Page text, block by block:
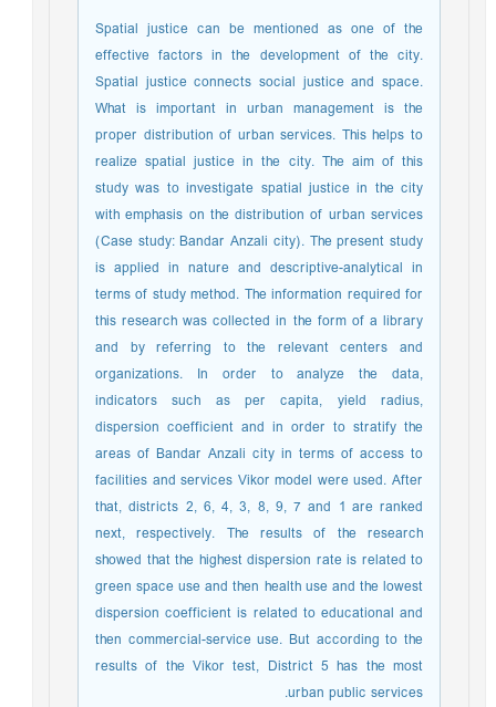
Spatial justice can be mentioned as one of the
effective factors in the development of the city.
Spatial justice connects social justice and space.
What is important in urban management is the
proper distribution of urban services. This helps to
realize spatial justice in the city. The aim of this
study was to investigate spatial justice in the city
with emphasis on the distribution of urban services
(Case study: Bandar Anzali city). The present study
is applied in nature and descriptive-analytical in
terms of study method. The information required for
this research was collected in the form of a library
and by referring to the relevant centers and
organizations. In order to analyze the data,
indicators such as per capita, yield radius,
dispersion coefficient and in order to stratify the
areas of Bandar Anzali city in terms of access to
facilities and services Vikor model were used. After
that, districts 2, 6, 4, 3, 8, 9, 7 and 1 are ranked
next, respectively. The results of the research
showed that the highest dispersion rate is related to
green space use and then health use and the lowest
dispersion coefficient is related to educational and
then commercial-service use. But according to the
results of the Vikor test, District 5 has the most
urban public services.